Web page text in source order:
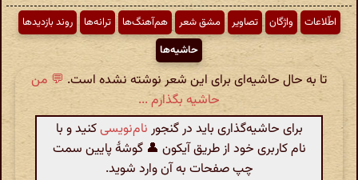
اطّلاعات واژگان تصاویر مشق شعر هم‌آهنگ‌ها ترانه‌ها
روند بازدیدها
حاشیه‌ها
تا به حال حاشیه‌ای برای این شعر نوشته نشده است. 💬 من
حاشیه بگذارم ...
برای حاشیه‌گذاری باید در گنجور نام‌نویسیکنید و با
نام کاربری خود از طریق آیکون 👤 گوشهٔ پایین سمت
چپ صفحات به آن وارد شوید.